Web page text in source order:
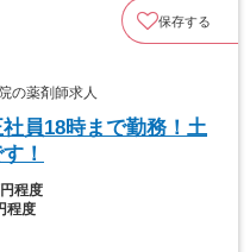
保存する
の薬剤師求人
員18時まで勤務！土
！
程度
程度